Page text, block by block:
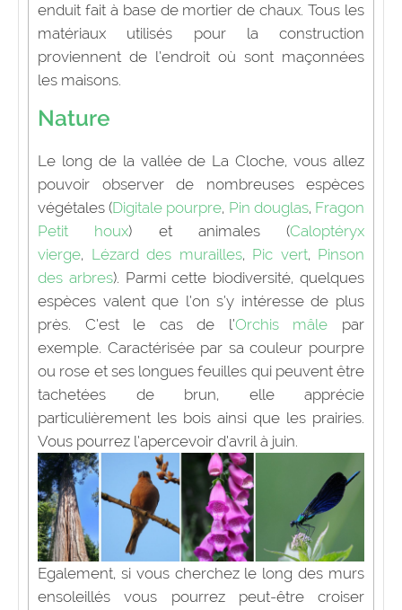
enduit fait à base de mortier de chaux. Tous les
matériaux utilisés pour la construction
proviennent de l’endroit où sont maçonnées
les maisons.
Nature
Le long de la vallée de La Cloche, vous allez
pouvoir observer de nombreuses espèces
végétales (Digitale pourpre, Pin douglas, Fragon
Petit houx) et animales (Caloptéryx
vierge, Lézard des murailles, Pic vert, Pinson
des arbres). Parmi cette biodiversité, quelques
espèces valent que l’on s’y intéresse de plus
près. C’est le cas de l’Orchis mâle par
exemple. Caractérisée par sa couleur pourpre
ou rose et ses longues feuilles qui peuvent être
tachetées de brun, elle apprécie
particulièrement les bois ainsi que les prairies.
Vous pourrez l’apercevoir d’avril à juin.
Egalement, si vous cherchez le long des murs
ensoleillés vous pourrez peut-être croiser